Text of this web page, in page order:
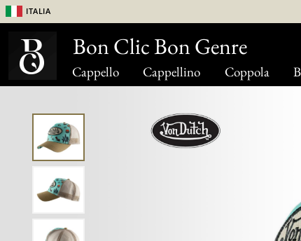
Cappello Cappellino Coppola
Italia
Bon Clic Bon Genre